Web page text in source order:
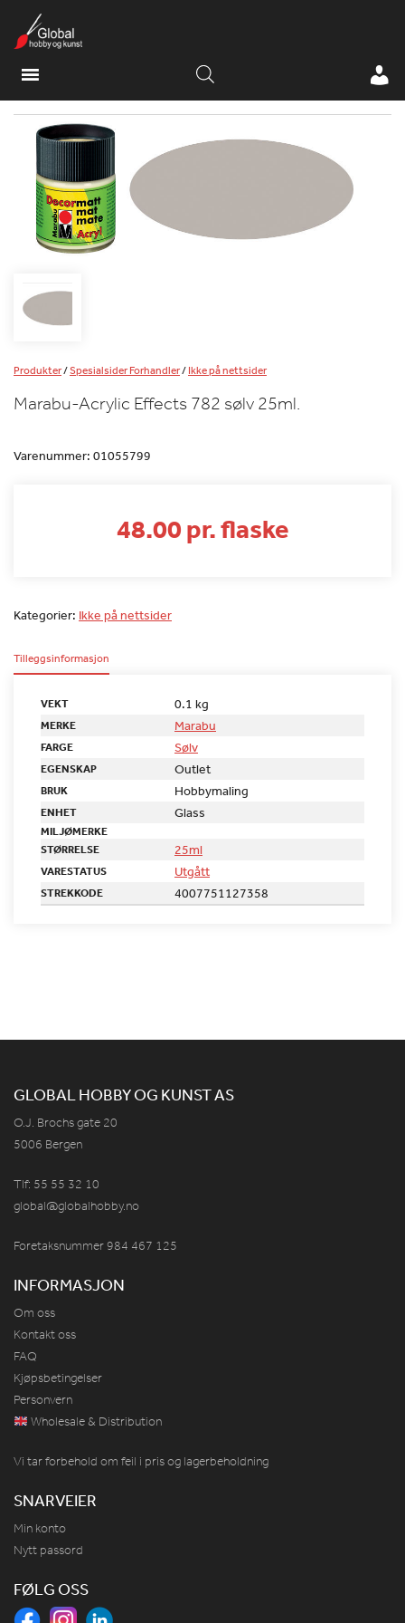
Produkter/Spesialsider Forhandler/Ikke på nettsider
Marabu-Acrylic Effects 782 sølv 25ml.
Varenummer: 01055799
48.00 pr. flaske
Kategorier: Ikke på nettsider
Tilleggsinformasjon
VEKT 0.1 kg
MERKE Marabu
FARGE Sølv
EGENSKAP Outlet
BRUK Hobbymaling
ENHET Glass
MILJØMERKE
STØRRELSE
25ml
VARESTATUS Utgått
STREKKODE 4007751127358
GLOBAL HOBBY OG KUNST AS
O.J. Brochs gate 20
5006 Bergen
Tlf: 55 55 32 10
global@globalhobby.no
Foretaksnummer 984 467 125
INFORMASJON
Om oss
Kontakt oss
FAQ
Kjøpsbetingelser
Personvern
Wholesale & Distribution
Vi tar forbehold om feil i pris og lagerbeholdning
SNARVEIER
Min konto
Nytt passord
FØLG OSS